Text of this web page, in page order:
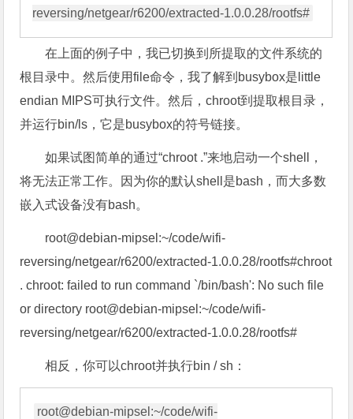
在上面的例子中，我已切换到所提取的文件系统的
根目录中。然后使用file命令，我了解到busybox是little
endian MIPS可执行文件。然后，chroot到提取根目录，
并运行bin/ls，它是busybox的符号链接。
如果试图简单的通过“chroot .”来地启动一个shell，
将无法正常工作。因为你的默认shell是bash，而大多数
嵌入式设备没有bash。
root@debian-mipsel:~/code/wifi-
reversing/netgear/r6200/extracted-1.0.0.28/rootfs#chroot
. chroot: failed to run command `/bin/bash': No such file
or directory root@debian-mipsel:~/code/wifi-
reversing/netgear/r6200/extracted-1.0.0.28/rootfs#
相反，你可以chroot并执行bin / sh：
root@debian-mipsel:~/code/wifi-